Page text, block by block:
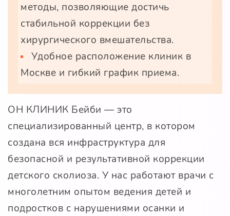
методы, позволяющие достичь
стабильной коррекции без
хирургического вмешательства.
Удобное расположение клиник в
Москве и гибкий график приема.
ОН КЛИНИК Бейби — это
специализированный центр, в котором
создана вся инфраструктура для
безопасной и результативной коррекции
детского сколиоза. У нас работают врачи с
многолетним опытом ведения детей и
подростков с нарушениями осанки и